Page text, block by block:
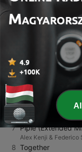
Scooter
OK (feat. James
Robin Schulz
4 Éget a nap
5 SLEEP TONIGHT
Switch Disco
6 Flames (David
David Guetta
7 Piple (Extended
Alex Kenji & Federico
8 Together